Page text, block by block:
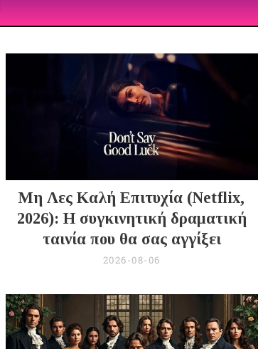
Μη Λες Καλή Επιτυχία (Netflix,
2026): Η συγκινητική δραματική
ταινία που θα σας αγγίξει
2026-08-06